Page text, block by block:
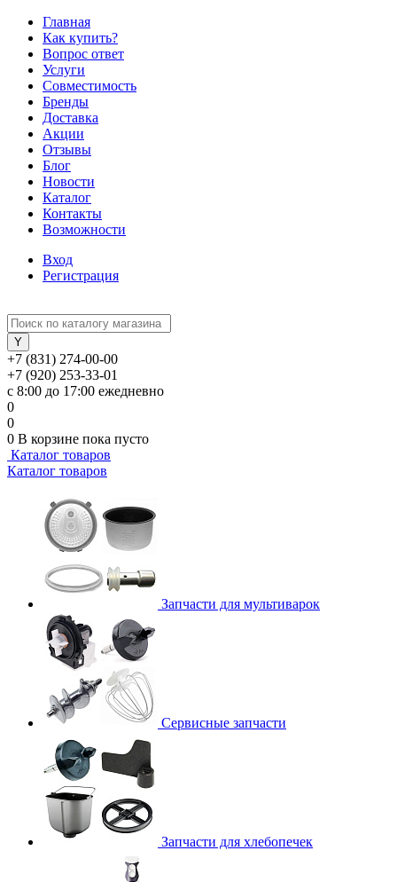
Главная
Как купить?
Вопрос ответ
Услуги
Совместимость
Бренды
Доставка
Акции
Отзывы
Блог
Новости
Каталог
Контакты
Возможности
Вход
Регистрация
+7 (831) 274-00-00
+7 (920) 253-33-01
с 8:00 до 17:00 ежедневно
0
0
0 В корзине пока пусто
Каталог товаров
Каталог товаров
Запчасти для мультиварок
Сервисные запчасти
Запчасти для хлебопечек